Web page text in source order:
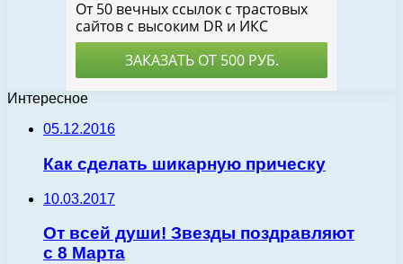
Интересное
05.12.2016
Как сделать шикарную прическу
10.03.2017
От всей души! Звезды поздравляют
с 8 Марта